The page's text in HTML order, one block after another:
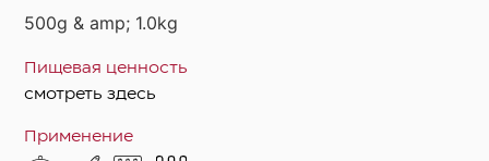
500g & amp; 1.0kg
Пищевая ценность
смотреть здесь
Применение